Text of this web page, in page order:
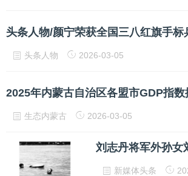
头条人物/颜宁荣获全国三八红旗手标
头条人物 2026-03-05
2025年内蒙古自治区各盟市GDP指
生态内蒙古 2026-03-05
新媒体头条